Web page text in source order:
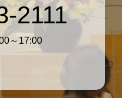
2111
～17:00